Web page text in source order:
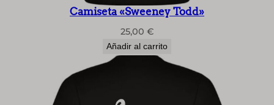
Camiseta «Sweeney Todd»
25,00 €
Añadir al carrito